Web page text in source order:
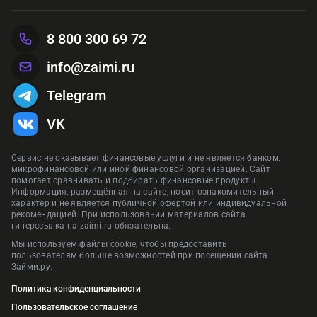
сайте zaimi.ru. Обновлено: 28 июня 2026
сайте zaimi.ru. Обновлено: 16 марта 2026
сайте zaimi.ru. Обновлено: 28 июня 2026
Предложения сформированы на основании отзывов и рейтинга на
Сервис не оказывает финансовые услуги и не является банком,
микрофинансовой или иной финансовой организацией. Сайт
помогает сравнивать и подбирать финансовые продукты.
Информация, размещённая на сайте, носит ознакомительный
характер и не является публичной офертой или индивидуальной
рекомендацией. При использовании материалов сайта
гиперссылка на zaimi.ru обязательна.
Мы используем файлы cookie, чтобы предоставить
пользователям больше возможностей при посещении сайта
Займи.ру.
Политика конфиденциальности
Пользовательское соглашение
8 800 300 69 72
info@zaimi.ru
Telegram
VK